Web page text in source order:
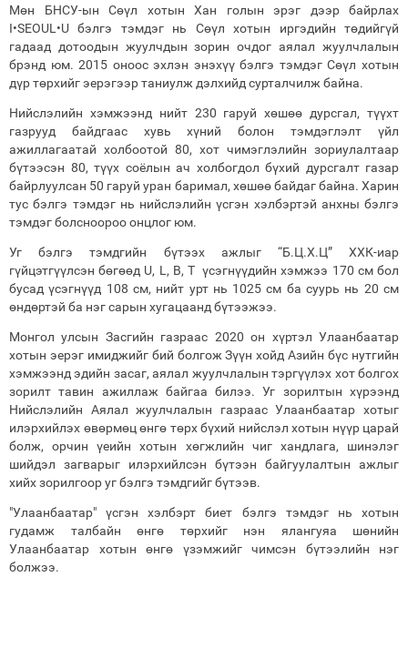
Мөн БНСУ-ын Сөүл хотын Хан голын эрэг дээр байрлах
I•SEOUL•U бэлгэ тэмдэг нь Сөүл хотын иргэдийн төдийгүй
гадаад дотоодын жуулчдын зорин очдог аялал жуулчлалын
брэнд юм. 2015 оноос эхлэн энэхүү бэлгэ тэмдэг Сөүл хотын
дүр төрхийг эерэгээр таниулж дэлхийд сурталчилж байна.
Нийслэлийн хэмжээнд нийт 230 гаруй хөшөө дурсгал, түүхт
газрууд байдгаас хувь хүний болон тэмдэглэлт үйл
ажиллагаатай холбоотой 80, хот чимэглэлийн зориулалтаар
бүтээсэн 80, түүх соёлын ач холбогдол бүхий дурсгалт газар
байрлуулсан 50 гаруй уран баримал, хөшөө байдаг байна. Харин
тус бэлгэ тэмдэг нь нийслэлийн үсгэн хэлбэртэй анхны бэлгэ
тэмдэг болсноороо онцлог юм.
Уг бэлгэ тэмдгийн бүтээх ажлыг “Б.Ц.Х.Ц” ХХК-иар
гүйцэтгүүлсэн бөгөөд U, L, B, T үсэгнүүдийн хэмжээ 170 см бол
бусад үсэгнүүд 108 см, нийт урт нь 1025 см ба суурь нь 20 см
өндөртэй ба нэг сарын хугацаанд бүтээжээ.
Монгол улсын Засгийн газраас 2020 он хүртэл Улаанбаатар
хотын эерэг имиджийг бий болгож Зүүн хойд Азийн бүс нутгийн
хэмжээнд эдийн засаг, аялал жуулчлалын тэргүүлэх хот болгох
зорилт тавин ажиллаж байгаа билээ. Уг зорилтын хүрээнд
Нийслэлийн Аялал жуулчлалын газраас Улаанбаатар хотыг
илэрхийлэх өвөрмөц өнгө төрх бүхий нийслэл хотын нүүр царай
болж, орчин үеийн хотын хөгжлийн чиг хандлага, шинэлэг
шийдэл загварыг илэрхийлсэн бүтээн байгуулалтын ажлыг
хийх зорилгоор уг бэлгэ тэмдгийг бүтээв.
"Улаанбаатар" үсгэн хэлбэрт биет бэлгэ тэмдэг нь хотын
гудамж талбайн өнгө төрхийг нэн ялангуяа шөнийн
Улаанбаатар хотын өнгө үзэмжийг чимсэн бүтээлийн нэг
болжээ.